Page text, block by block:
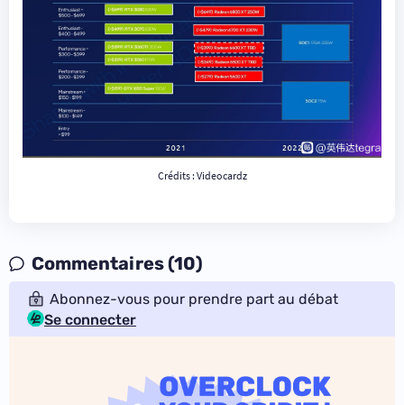
Crédits : Videocardz
Commentaires (10)
Abonnez-vous pour prendre part au débat
Se connecter